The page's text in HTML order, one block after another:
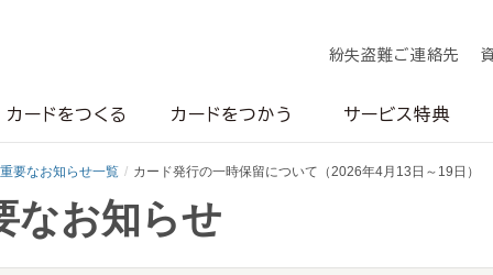
紛失盗難ご連絡先
カードをつくる カードをつかう サービス特典
重要なお知らせ一覧 カード発行の一時保留について（2026年4月13日～19日）
なお知らせ